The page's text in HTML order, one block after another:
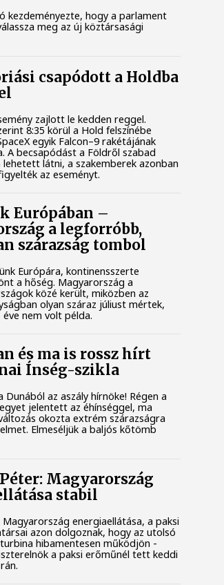
kezdeményezte, hogy a parlament
meg az új köztársasági
csapódott a Holdba
zajlott le kedden reggel.
8:35 körül a Hold felszínébe
egyik Falcon–9 rakétájának
A becsapódást a Földről szabad
lehetett látni, a szakemberek azonban
az eseményt.
Európában –
a legforróbb,
szárazság tombol
Európára, kontinensszerte
a hőség. Magyarország a
közé került, miközben az
olyan száraz júliust mértek,
éve nem volt példa.
és ma is rossz hírt
Ínség-szikla
Dunából az aszály hírnöke! Régen a
jelentett az éhínséggel, ma
okozta extrém szárazságra
Elmeséljük a baljós kőtömb
Magyarország
stabil
Magyarország energiaellátása, a paksi
azon dolgoznak, hogy az utolsó
hibamentesen működjön -
a paksi erőműnél tett keddi